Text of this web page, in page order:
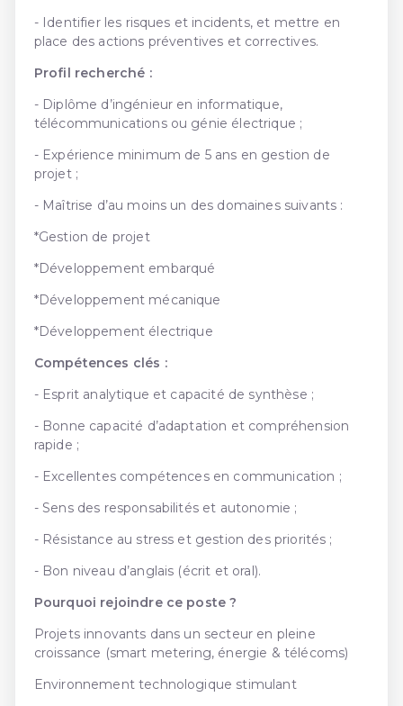
- Identifier les risques et incidents, et mettre en
place des actions préventives et correctives.
Profil recherché :
- Diplôme d’ingénieur en informatique,
télécommunications ou génie électrique ;
- Expérience minimum de 5 ans en gestion de
projet ;
- Maîtrise d’au moins un des domaines suivants :
*Gestion de projet
*Développement embarqué
*Développement mécanique
*Développement électrique
Compétences clés :
- Esprit analytique et capacité de synthèse ;
- Bonne capacité d’adaptation et compréhension
rapide ;
- Excellentes compétences en communication ;
- Sens des responsabilités et autonomie ;
- Résistance au stress et gestion des priorités ;
- Bon niveau d’anglais (écrit et oral).
Pourquoi rejoindre ce poste ?
Projets innovants dans un secteur en pleine
croissance (smart metering, énergie & télécoms)
Environnement technologique stimulant